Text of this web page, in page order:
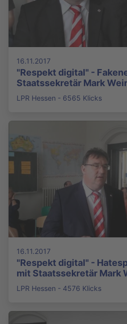
16.11.2017
"Respekt digital" -
Staatssekretär Mark
LPR Hessen - 6565 Klicks
16.11.2017
"Respekt digital" -
mit Staatssekretär Mark
LPR Hessen - 4576 Klicks